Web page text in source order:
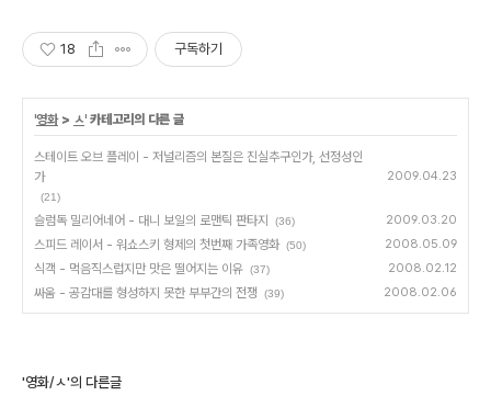
18 구독하기
'영화> ㅅ' 카테고리의 다른 글
스테이트 오브 플레이 - 저널리즘의 본질은 진실추구인가, 선정성인
가
(21)
2009.04.23
슬럼독 밀리어네어 - 대니 보일의 로맨틱 판타지 (36) 2009.03.20
스피드 레이서 - 워쇼스키 형제의 첫번째 가족영화 (50) 2008.05.09
식객 - 먹음직스럽지만 맛은 떨어지는 이유 (37) 2008.02.12
싸움 - 공감대를 형성하지 못한 부부간의 전쟁 (39) 2008.02.06
'영화/ㅅ'의 다른글